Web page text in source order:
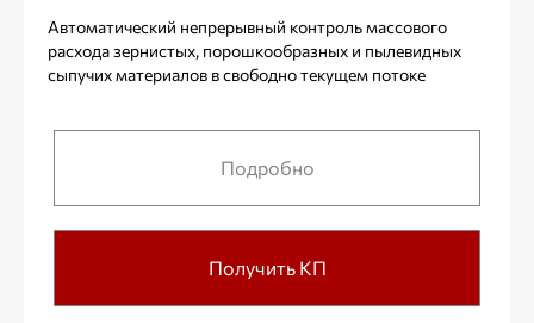
Автоматический непрерывный контроль массового
расхода зернистых, порошкообразных и пылевидных
сыпучих материалов в свободно текущем потоке
Подробно
Получить КП